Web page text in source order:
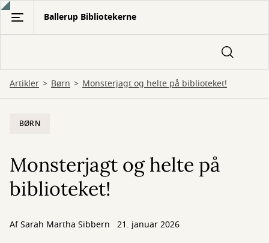
Gå
hovedindhold
Ballerup Bibliotekerne
Artikler Børn Monsterjagt og helte på biblioteket!
BØRN
Monsterjagt og helte på
biblioteket!
Af Sarah Martha Sibbern 21. januar 2026